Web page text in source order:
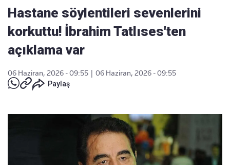
Hastane söylentileri sevenlerini
korkuttu! İbrahim Tatlıses'ten
açıklama var
06 Haziran, 2026 - 09:55
06 Haziran, 2026 - 09:55
Paylaş